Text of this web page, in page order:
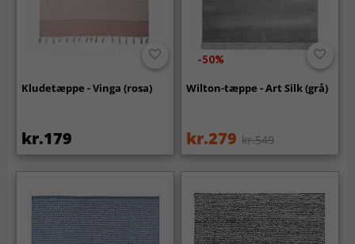
Kludetæppe - Vinga (rosa)
kr.179
-50%
Wilton-tæppe - Art Silk (grå)
kr.279 kr.549